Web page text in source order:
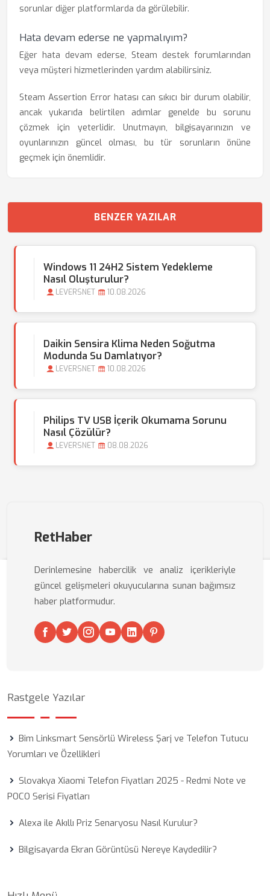
sorunlar diğer platformlarda da görülebilir.
Hata devam ederse ne yapmalıyım?
Eğer hata devam ederse, Steam destek forumlarından
veya müşteri hizmetlerinden yardım alabilirsiniz.
Steam Assertion Error hatası can sıkıcı bir durum olabilir,
ancak yukarıda belirtilen adımlar genelde bu sorunu
çözmek için yeterlidir. Unutmayın, bilgisayarınızın ve
oyunlarınızın güncel olması, bu tür sorunların önüne
geçmek için önemlidir.
BENZER YAZILAR
Windows 11 24H2 Sistem Yedekleme
Nasıl Oluşturulur?
LEVERSNET 10.08.2026
Daikin Sensira Klima Neden Soğutma
Modunda Su Damlatıyor?
LEVERSNET 10.08.2026
Philips TV USB İçerik Okumama Sorunu
Nasıl Çözülür?
LEVERSNET 08.08.2026
RetHaber
Derinlemesine habercilik ve analiz içerikleriyle
güncel gelişmeleri okuyucularına sunan bağımsız
haber platformudur.
Rastgele Yazılar
Bim Linksmart Sensörlü Wireless Şarj ve Telefon Tutucu
Yorumları ve Özellikleri
Slovakya Xiaomi Telefon Fiyatları 2025 - Redmi Note ve
POCO Serisi Fiyatları
Alexa ile Akıllı Priz Senaryosu Nasıl Kurulur?
Bilgisayarda Ekran Görüntüsü Nereye Kaydedilir?